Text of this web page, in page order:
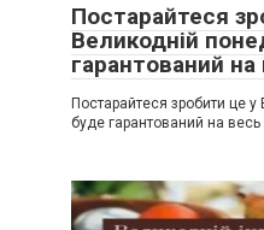
Постарайтеся
Великодній
гарантований на
Постарайтеся зробити це у
буде гарантований на весь